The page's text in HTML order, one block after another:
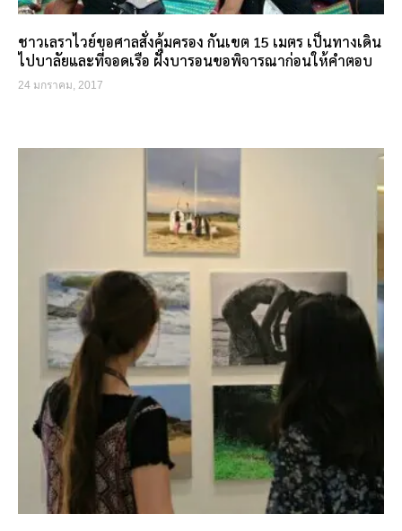
ชาวเลราไวย์ขอศาลสั่งคุ้มครอง กันเขต 15 เมตร เป็นทางเดิน
ไปบาลัยและที่จอดเรือ ฝั่งบารอนขอพิจารณาก่อนให้คำตอบ
24 มกราคม, 2017